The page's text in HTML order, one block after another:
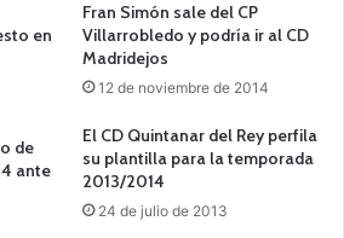
en
Fran Simón sale del CP
Villarrobledo y podría ir al CD
Madridejos
12 de noviembre de 2014
de
ante
El CD Quintanar del Rey perfila
su plantilla para la temporada
2013/2014
24 de julio de 2013